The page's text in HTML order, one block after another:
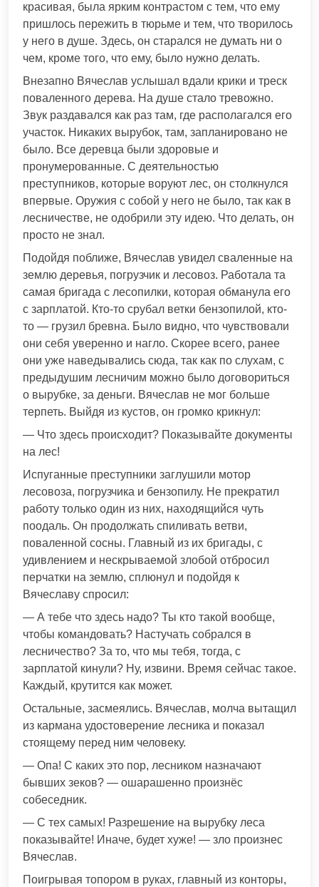
красивая, была ярким контрастом с тем, что ему
пришлось пережить в тюрьме и тем, что творилось
у него в душе. Здесь, он старался не думать ни о
чем, кроме того, что ему, было нужно делать.
Внезапно Вячеслав услышал вдали крики и треск
поваленного дерева. На душе стало тревожно.
Звук раздавался как раз там, где располагался его
участок. Никаких вырубок, там, запланировано не
было. Все деревца были здоровые и
пронумерованные. С деятельностью
преступников, которые воруют лес, он столкнулся
впервые. Оружия с собой у него не было, так как в
лесничестве, не одобрили эту идею. Что делать, он
просто не знал.
Подойдя поближе, Вячеслав увидел сваленные на
землю деревья, погрузчик и лесовоз. Работала та
самая бригада с лесопилки, которая обманула его
с зарплатой. Кто-то срубал ветки бензопилой, кто-
то — грузил бревна. Было видно, что чувствовали
они себя уверенно и нагло. Скорее всего, ранее
они уже наведывались сюда, так как по слухам, с
предыдушим лесничим можно было договориться
о вырубке, за деньги. Вячеслав не мог больше
терпеть. Выйдя из кустов, он громко крикнул:
— Что здесь происходит? Показывайте документы
на лес!
Испуганные преступники заглушили мотор
лесовоза, погрузчика и бензопилу. Не прекратил
работу только один из них, находящийся чуть
поодаль. Он продолжать спиливать ветви,
поваленной сосны. Главный из их бригады, с
удивлением и нескрываемой злобой отбросил
перчатки на землю, сплюнул и подойдя к
Вячеславу спросил:
— А тебе что здесь надо? Ты кто такой вообще,
чтобы командовать? Настучать собрался в
лесничество? За то, что мы тебя, тогда, с
зарплатой кинули? Ну, извини. Время сейчас такое.
Каждый, крутится как может.
Остальные, засмеялись. Вячеслав, молча вытащил
из кармана удостоверение лесника и показал
стоящему перед ним человеку.
— Опа! С каких это пор, лесником назначают
бывших зеков? — ошарашенно произнёс
собеседник.
— С тех самых! Разрешение на вырубку леса
показывайте! Иначе, будет хуже! — зло произнес
Вячеслав.
Поигрывая топором в руках, главный из конторы,